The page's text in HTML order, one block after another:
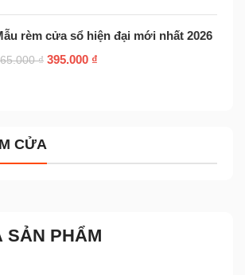
rèm cửa sổ hiện đại mới nhất 2026
₫ 395.000 ₫
CỬA
SẢN PHẨM